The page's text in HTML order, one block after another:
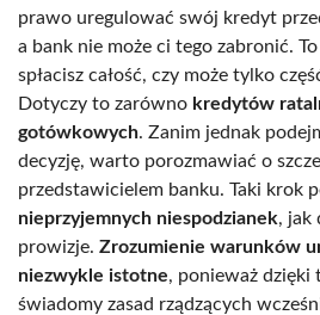
prawo uregulować swój kredyt
a bank nie może ci tego zabronić.
spłacisz całość, czy może tylko
Dotyczy to zarówno kredytów
gotówkowych. Zanim jednak
decyzję, warto porozmawiać o
przedstawicielem banku. Taki krok
nieprzyjemnych niespodzianek, jak
prowizje. Zrozumienie warunków
niezwykle istotne, ponieważ dzięki
świadomy zasad rządzących